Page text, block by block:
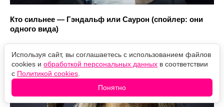
Кто сильнее — Гэндальф или Саурон (спойлер: они
одного вида)
Используя сайт, вы соглашаетесь с использованием файлов
cookies и обработкой персональных данных в соответствии
с Политикой cookies
Понятно